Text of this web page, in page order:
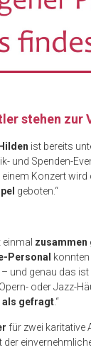
stehen zur
ist bereits
und Spenden-
einem Konzert
geboten.“
einmal
Personal
– und genau das
Opern- oder Jazz-
als gefragt.“
für zwei karitative
der